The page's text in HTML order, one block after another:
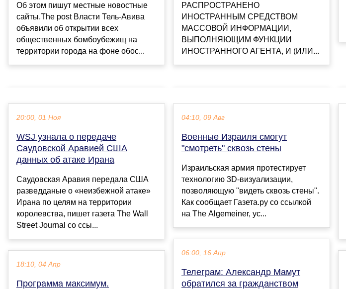
Об этом пишут местные новостные
сайты.The post Власти Тель-Авива
объявили об открытии всех
общественных бомбоубежищ на
территории города на фоне обос...
РАСПРОСТРАНЕНО
ИНОСТРАННЫМ СРЕДСТВОМ
МАССОВОЙ ИНФОРМАЦИИ,
ВЫПОЛНЯЮЩИМ ФУНКЦИИ
ИНОСТРАННОГО АГЕНТА, И (ИЛИ...
20:00, 01 Ноя
WSJ узнала о передаче
Саудовской Аравией США
данных об атаке Ирана
Саудовская Аравия передала США
разведданые о «неизбежной атаке»
Ирана по целям на территории
королевства, пишет газета The Wall
Street Journal со ссы...
18:10, 04 Апр
Программа максимум.
04:10, 09 Авг
Военные Израиля смогут
"смотреть" сквозь стены
Израильская армия протестирует
технологию 3D-визуализации,
позволяющую "видеть сквозь стены".
Как сообщает Газета.ру со ссылкой
на The Algemeiner, ус...
06:00, 16 Апр
Телеграм: Александр Мамут
обратился за гражданством